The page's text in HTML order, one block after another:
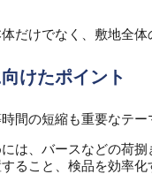
だけでなく、敷地全
けたポイント
間の短縮も重要なテー
は、バースなどの荷
ること、検品を効率